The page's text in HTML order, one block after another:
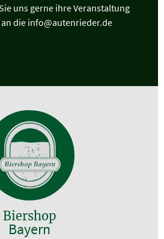
uns gerne ihre Veranstaltung
an die info@autenrieder.de
Biershop
Bayern